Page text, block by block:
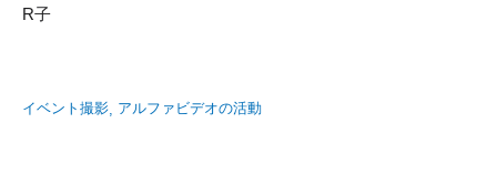
R子
イベント撮影 アルファビデオの活動